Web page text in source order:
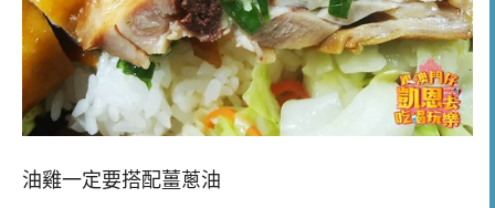
油雞一定要搭配薑蔥油